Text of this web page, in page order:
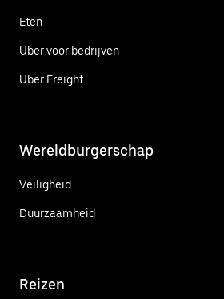
Eten
Uber voor bedrijven
Uber Freight
Wereldburgerschap
Veiligheid
Duurzaamheid
Reizen